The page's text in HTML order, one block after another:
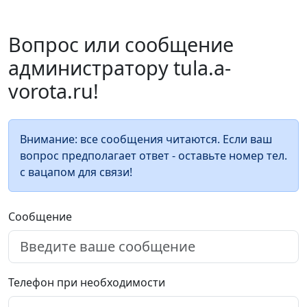
Вопрос или сообщение
администратору tula.a-
vorota.ru!
Внимание: все сообщения читаются. Если ваш
вопрос предполагает ответ - оставьте номер тел.
с вацапом для связи!
Сообщение
Телефон при необходимости